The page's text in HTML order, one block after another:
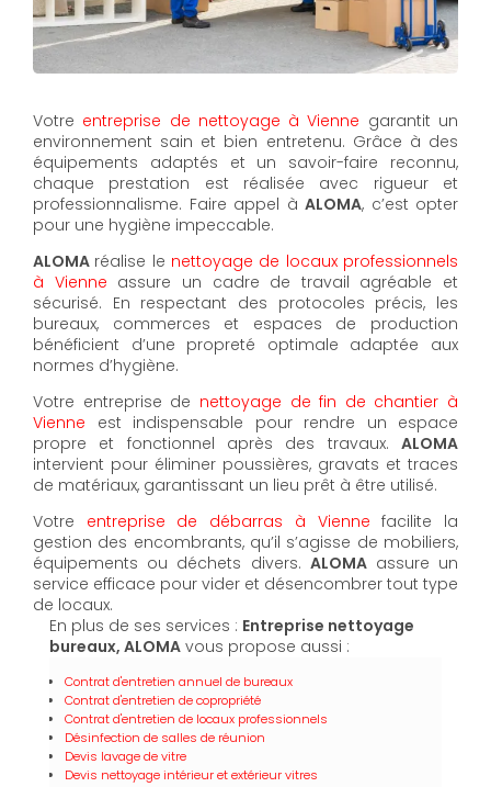
Votre entreprise de nettoyage à Vienne garantit un
environnement sain et bien entretenu. Grâce à des
équipements adaptés et un savoir-faire reconnu,
chaque prestation est réalisée avec rigueur et
professionnalisme. Faire appel à ALOMA, c’est opter
pour une hygiène impeccable.
ALOMA réalise le nettoyage de locaux professionnels
à Vienne assure un cadre de travail agréable et
sécurisé. En respectant des protocoles précis, les
bureaux, commerces et espaces de production
bénéficient d’une propreté optimale adaptée aux
normes d’hygiène.
Votre entreprise de nettoyage de fin de chantier à
Vienne est indispensable pour rendre un espace
propre et fonctionnel après des travaux. ALOMA
intervient pour éliminer poussières, gravats et traces
de matériaux, garantissant un lieu prêt à être utilisé.
Votre entreprise de débarras à Vienne facilite la
gestion des encombrants, qu’il s’agisse de mobiliers,
équipements ou déchets divers. ALOMAassure un
service efficace pour vider et désencombrer tout type
de locaux.
En plus de ses services : Entreprise nettoyage
bureaux, ALOMA vous propose aussi :
Contrat d'entretien annuel de bureaux
Contrat d'entretien de copropriété
Contrat d'entretien de locaux professionnels
Désinfection de salles de réunion
Devis lavage de vitre
Devis nettoyage intérieur et extérieur vitres